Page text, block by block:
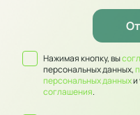
Нажимая кнопку, вы
персональных данных,
персональных данныхи
соглашения.